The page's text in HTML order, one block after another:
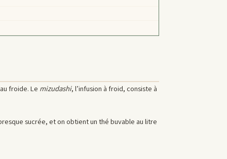
froide. Le mizudashi, l’infusion à froid, consiste à
sucrée, et on obtient un thé buvable au litre